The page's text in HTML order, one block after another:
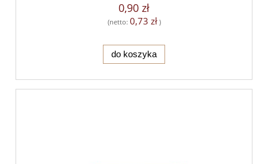
0,90 zł
(netto: 0,73 zł)
do koszyka